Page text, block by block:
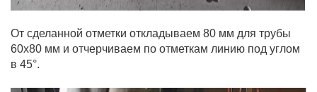
От сделанной отметки откладываем 80 мм для трубы
60х80 мм и отчерчиваем по отметкам линию под углом
в 45°.